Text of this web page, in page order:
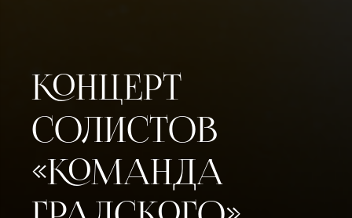
КОНЦЕРТ
СОЛИСТОВ
«КОМАНДА